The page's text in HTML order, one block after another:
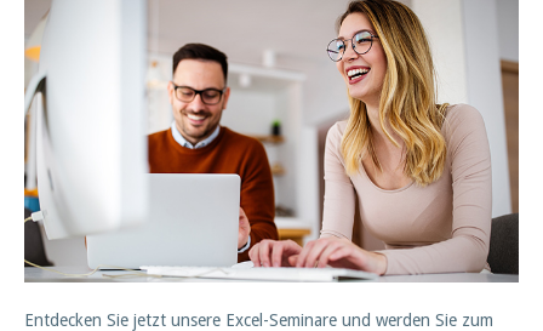
Entdecken Sie jetzt unsere Excel-Seminare und werden Sie zum